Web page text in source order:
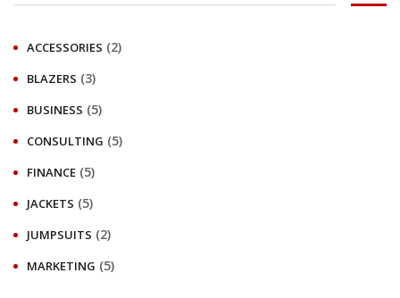
ACCESSORIES (2)
BLAZERS (3)
BUSINESS (5)
CONSULTING (5)
FINANCE (5)
JACKETS (5)
JUMPSUITS (2)
MARKETING (5)